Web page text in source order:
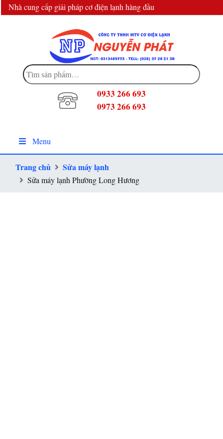
Nhà cung cấp giải pháp cơ điện lạnh hàng đầu
Tìm
kiếm:
0933 266 693
0973 266 693
Menu
Trang chủ Sửa máy lạnh
Sửa máy lạnh Phường Long Hương